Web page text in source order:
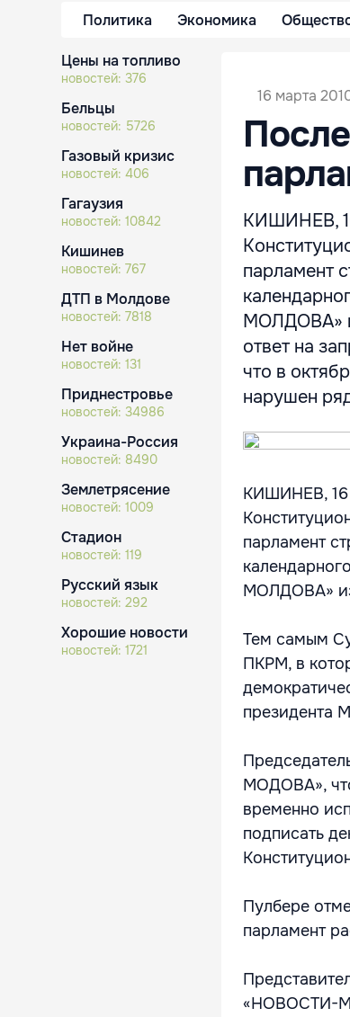
Политика Экономика
Цены на топливо
новостей: 376
Бельцы
новостей: 5726
Газовый кризис
новостей: 406
Гагаузия
новостей: 10842
Кишинев
новостей: 767
ДТП в Молдове
новостей: 7818
Нет войне
новостей: 131
Приднестровье
новостей: 34986
Украина-Россия
новостей: 8490
Землетрясение
новостей: 1009
Стадион
новостей: 119
Русский язык
новостей: 292
Хорошие новости
новостей: 1721
16 марта
КИШИНЕВ,
парламент
МОЛДОВА»
ответ на
что в
нарушен
КИШИНЕВ, 16
парламент
МОЛДОВА»
Тем самым
ПКРМ, в
президента
МОДОВА»,
временно
подписать
Пулбере
парламент
«НОВОСТИ-